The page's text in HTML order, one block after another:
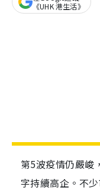
《UHK 港生活》
第5波疫情仍嚴峻
字持續高企。不